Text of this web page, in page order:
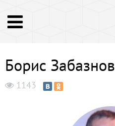
Борис Забазнов
1143